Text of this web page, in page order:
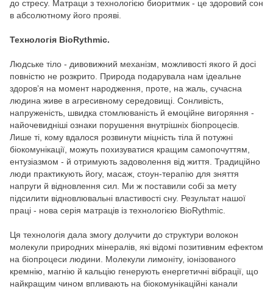
до стресу. Матраци з технологією биоритмик - це здоровий сон
в абсолютному його прояві.
Технологія BioRythmic.
Людське тіло - дивовижний механізм, можливості якого й досі
повністю не розкрито. Природа подарувала нам ідеальне
здоровʼя на момент народження, проте, на жаль, сучасна
людина живе в агресивному середовищі. Сонливість,
напруженість, швидка стомлюваність й емоційне вигоряння -
найочевидніші ознаки порушення внутрішніх біопроцесів.
Лише ті, кому вдалося розвинути міцність тіла й потужні
біокомунікації, можуть похизуватися кращим самопочуттям,
ентузіазмом - й отримують задоволення від життя. Традиційно
люди практикують йогу, масаж, стоун-терапію для зняття
напруги й відновлення сил. Ми ж поставили собі за мету
підсилити відновлювальні властивості сну. Результат нашої
праці - нова серія матраців із технологією BioRythmic.
Ця технологія дала змогу долучити до структури волокон
молекули природних мінералів, які відомі позитивним ефектом
на біопроцеси людини. Молекули лимоніту, іонізованого
кремнію, магнію й кальцію генерують енергетичні вібрації, що
найкращим чином впливають на біокомунікаційні канали